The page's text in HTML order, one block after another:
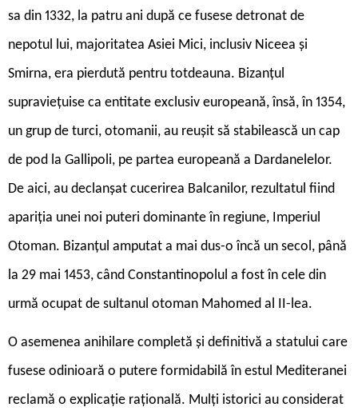
sa din 1332, la patru ani după ce fusese detronat de
nepotul lui, majoritatea Asiei Mici, inclusiv Niceea și
Smirna, era pierdută pentru totdeauna. Bizanțul
supraviețuise ca entitate exclusiv europeană, însă, în 1354,
un grup de turci, otomanii, au reușit să stabilească un cap
de pod la Gallipoli, pe partea europeană a Dardanelelor.
De aici, au declanșat cucerirea Balcanilor, rezultatul fiind
apariția unei noi puteri dominante în regiune, Imperiul
Otoman. Bizanțul amputat a mai dus-o încă un secol, până
la 29 mai 1453, când Constantinopolul a fost în cele din
urmă ocupat de sultanul otoman Mahomed al II-lea.
O asemenea anihilare completă și definitivă a statului care
fusese odinioară o putere formidabilă în estul Mediteranei
reclamă o explicație rațională. Mulți istorici au considerat